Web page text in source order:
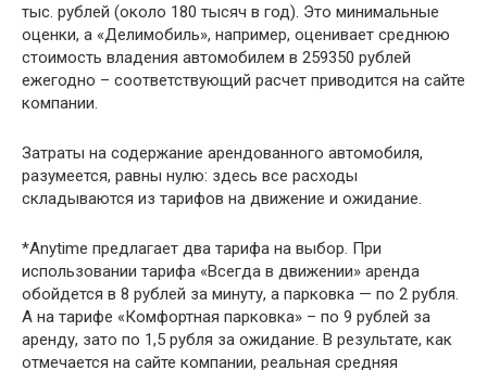
тыс. рублей (около 180 тысяч в год). Это минимальные
оценки, а «Делимобиль», например, оценивает среднюю
стоимость владения автомобилем в 259350 рублей
ежегодно – соответствующий расчет приводится на сайте
компании.
Затраты на содержание арендованного автомобиля,
разумеется, равны нулю: здесь все расходы
складываются из тарифов на движение и ожидание.
*Anytime предлагает два тарифа на выбор. При
использовании тарифа «Всегда в движении» аренда
обойдется в 8 рублей за минуту, а парковка — по 2 рубля.
А на тарифе «Комфортная парковка» – по 9 рублей за
аренду, зато по 1,5 рубля за ожидание. В результате, как
отмечается на сайте компании, реальная средняя